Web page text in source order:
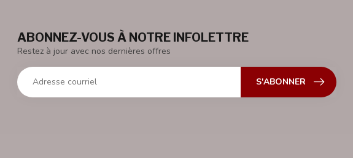
ABONNEZ-VOUS À NOTRE INFOLETTRE
Restez à jour avec nos dernières offres
S'ABONNER